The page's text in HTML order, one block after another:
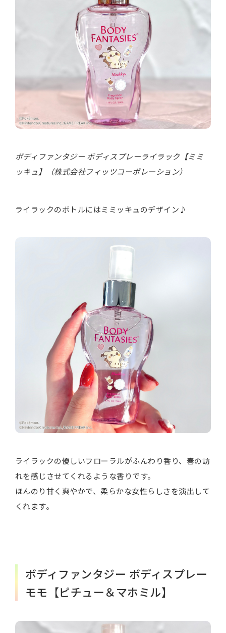
ボディファンタジー ボディスプレーライラック【ミミ
ッキュ】（株式会社フィッツコーポレーション）
ライラックのボトルにはミミッキュのデザイン♪
ライラックの優しいフローラルがふんわり香り、春の訪
れを感じさせてくれるような香りです。
ほんのり甘く爽やかで、柔らかな女性らしさを演出して
くれます。
ボディファンタジー ボディスプレー
モモ【ピチュー＆マホミル】